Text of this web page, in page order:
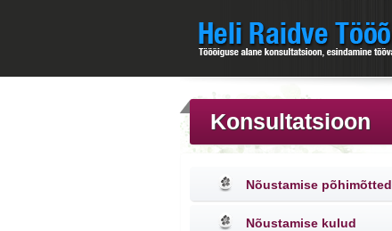
Konsultatsioon
Nõustamise põhimõtted
Nõustamise kulud